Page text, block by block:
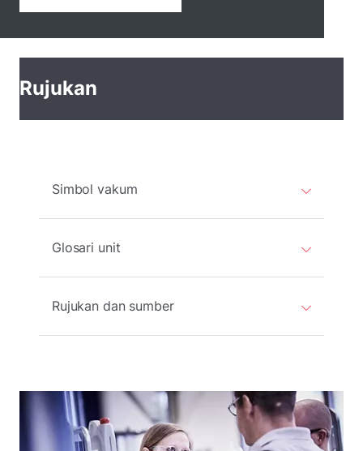
Rujukan
Simbol vakum
Glosari unit
Rujukan dan sumber